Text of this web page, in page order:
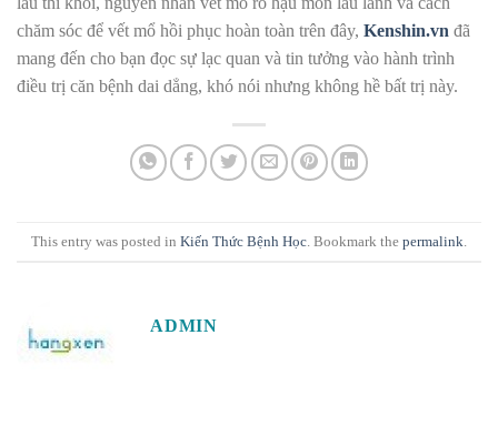
chăm sóc để vết mổ hồi phục hoàn toàn trên đây, Kenshin.vn đã
mang đến cho bạn đọc sự lạc quan và tin tưởng vào hành trình
điều trị căn bệnh dai dẳng, khó nói nhưng không hề bất trị này.
This entry was posted in Kiến Thức Bệnh Học . Bookmark the permalink
ADMIN